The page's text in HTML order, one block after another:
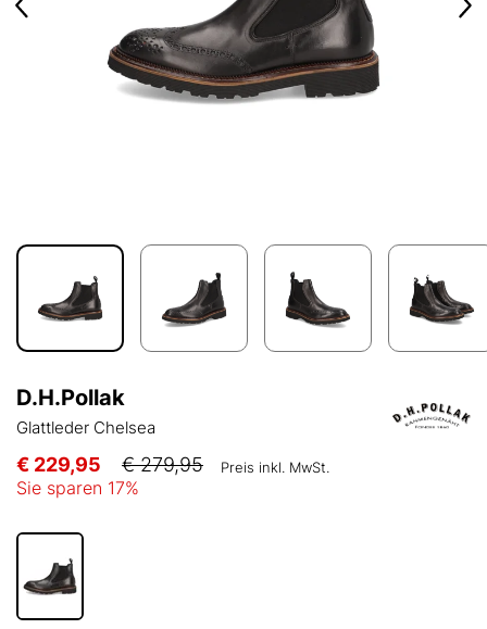
D.H.Pollak
Glattleder Chelsea
€ 229,95 € 279,95 Preis inkl. MwSt.
Sie sparen 17%